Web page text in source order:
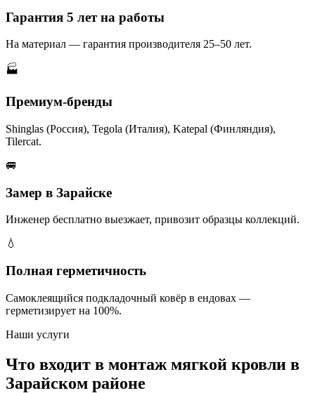
Гарантия 5 лет на работы
На материал — гарантия производителя 25–50 лет.
🏭
Премиум-бренды
Shinglas (Россия), Tegola (Италия), Katepal (Финляндия),
Tilercat.
🚐
Замер в Зарайске
Инженер бесплатно выезжает, привозит образцы коллекций.
💧
Полная герметичность
Самоклеящийся подкладочный ковёр в ендовах —
герметизирует на 100%.
Наши услуги
Что входит в монтаж мягкой кровли в
Зарайском районе